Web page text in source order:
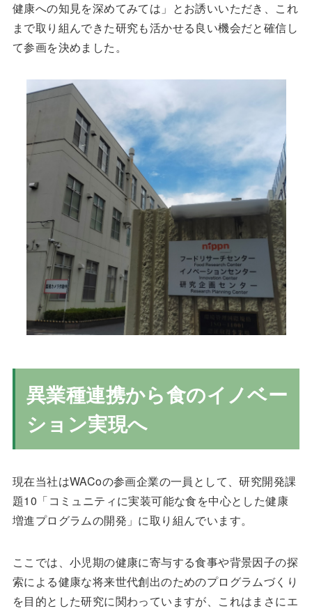
健康への知見を深めてみては」とお誘いいただき、これ
まで取り組んできた研究も活かせる良い機会だと確信し
て参画を決めました。
異業種連携から食のイノベー
ション実現へ
現在当社はWACoの参画企業の一員として、研究開発課
題10「コミュニティに実装可能な食を中心とした健康
増進プログラムの開発」に取り組んでいます。
ここでは、小児期の健康に寄与する食事や背景因子の探
索による健康な将来世代創出のためのプログラムづくり
を目的とした研究に関わっていますが、これはまさにエ